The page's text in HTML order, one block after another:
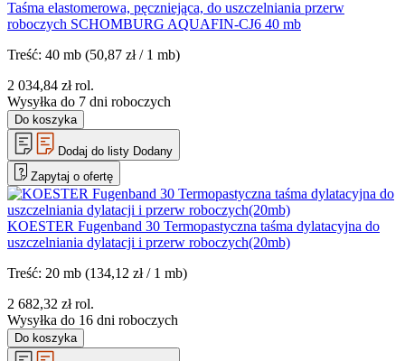
Taśma elastomerowa, pęczniejąca, do uszczelniania przerw
roboczych SCHOMBURG AQUAFIN-CJ6 40 mb
Treść: 40 mb (50,87 zł / 1 mb)
2 034,84 zł rol.
Wysyłka do 7 dni roboczych
Do koszyka
Dodaj do listy Dodany
Zapytaj o ofertę
KOESTER Fugenband 30 Termopastyczna taśma dylatacyjna do
uszczelniania dylatacji i przerw roboczych(20mb)
Treść: 20 mb (134,12 zł / 1 mb)
2 682,32 zł rol.
Wysyłka do 16 dni roboczych
Do koszyka